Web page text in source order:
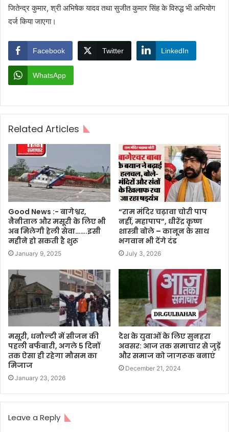
जितेन्द्र कुमार, श्री अभिषेक यादव तथा सुजीत कुमार सिंह के विरुद्ध भी अभियोग
दर्ज किया जाएगा।
Facebook Twitter LinkedIn
WhatsApp
Related Articles
Good News :- बागेश्वर,
नैनीताल और मसूरी के लिए भी
अब मिलेगी हेली सेवा…….इसी
महीने हो सकती है शुरू
January 9, 2025
“राम मंदिर चढ़ावा चोरी पाप
नहीं, महापाप”, धीरेंद्र कृष्ण
शास्त्री बोले – कानून के साथ
भगवान भी देंगे दंड
July 3, 2026
मसूरी, धनौल्टी में सीजन की
पहली बर्फबारी, अगले 5 दिनों
तक ऐसा ही रहेगा मौसम का
मिजाज
January 23, 2026
देश के युवाओं के लिए सुनहरा
अवसर: आज तक समाचार से जुड़ें
और समाज को जागरूक बनाएं
December 21, 2024
Leave a Reply